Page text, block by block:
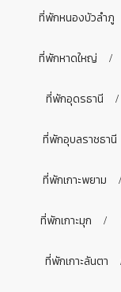
ที่พักหนองบัวลำภู
ที่พักหาดใหญ่
ที่พักอุดรธานี
ที่พักอุบลราชธานี
ที่พักเกาะพยาม
ที่พักเกาะมุก
ที่พักเกาะลันตา